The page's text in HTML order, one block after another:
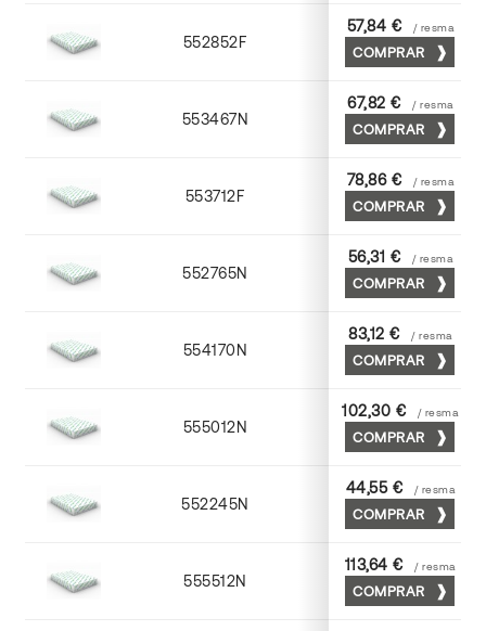
552852F 52 x 70
57,84 € / resma
COMPRAR
553467N 65 x 90
67,82 € / resma
COMPRAR
553712F 72 x 102
78,86 € / resma
COMPRAR
552765N 65 x 90
56,31 € / resma
COMPRAR
554170N 70 x 100
83,12 € / resma
COMPRAR
555012N 72 x 102
102,30 € / resma
COMPRAR
552245N 45 x 64
44,55 € / resma
COMPRAR
555512N 72 x 102
113,64 € / resma
COMPRAR